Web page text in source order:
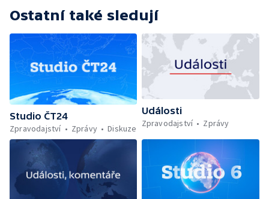
Ostatní také sledují
Studio ČT24
Zpravodajství
Zprávy Diskuze
Události
Zpravodajství
Zprávy